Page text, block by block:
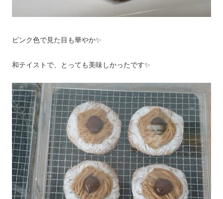
ピンク色で見た目も華やか✨
和テイストで、とっても美味しかったです✨